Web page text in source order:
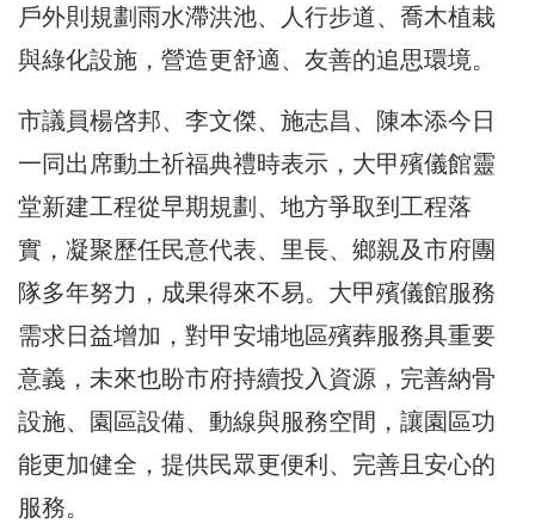
戶外則規劃雨水滯洪池、人行步道、喬木植栽
與綠化設施，營造更舒適、友善的追思環境。
市議員楊啓邦、李文傑、施志昌、陳本添今日
一同出席動土祈福典禮時表示，大甲殯儀館靈
堂新建工程從早期規劃、地方爭取到工程落
實，凝聚歷任民意代表、里長、鄉親及市府團
隊多年努力，成果得來不易。大甲殯儀館服務
需求日益增加，對甲安埔地區殯葬服務具重要
意義，未來也盼市府持續投入資源，完善納骨
設施、園區設備、動線與服務空間，讓園區功
能更加健全，提供民眾更便利、完善且安心的
服務。